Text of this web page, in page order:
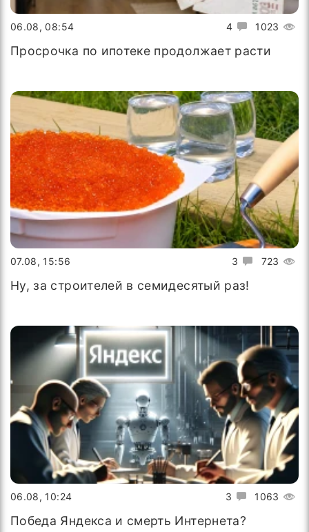
4 1023
06.08, 08:54
Просрочка по ипотеке продолжает расти
3 723
07.08, 15:56
Ну, за строителей в семидесятый раз!
3 1063
06.08, 10:24
Победа Яндекса и смерть Интернета?